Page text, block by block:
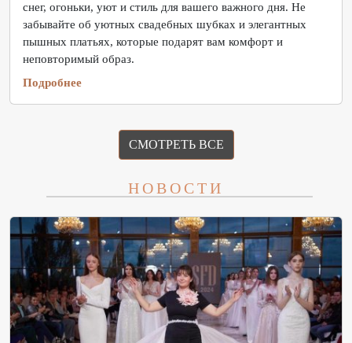
снег, огоньки, уют и стиль для вашего важного дня. Не
забывайте об уютных свадебных шубках и элегантных
пышных платьях, которые подарят вам комфорт и
неповторимый образ.
Подробнее
СМОТРЕТЬ ВСЕ
НОВОСТИ